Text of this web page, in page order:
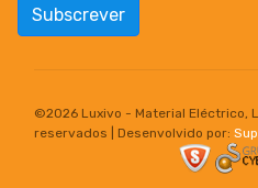
Subscrever
©2026 Luxivo - Material Eléctrico,
reservados | Desenvolvido por: